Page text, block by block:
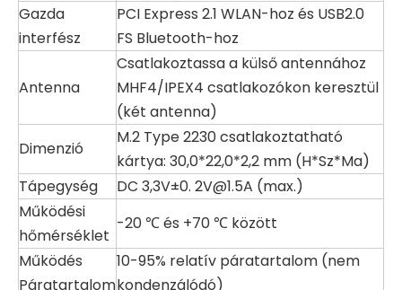
Gazda
interfész
PCI Express 2.1 WLAN-hoz és USB2.0
FS Bluetooth-hoz
Antenna
Csatlakoztassa a külső antennához
MHF4/IPEX4 csatlakozókon keresztül
(két antenna)
Dimenzió
M.2 Type 2230 csatlakoztatható
kártya: 30,0*22,0*2,2 mm (H*Sz*Ma)
Tápegység
DC 3,3V±0. 2V@1.5A (max.)
Működési
hőmérséklet
-20 ℃ és +70 ℃ között
Működés
Páratartalom
10-95% relatív páratartalom (nem
kondenzálódó)